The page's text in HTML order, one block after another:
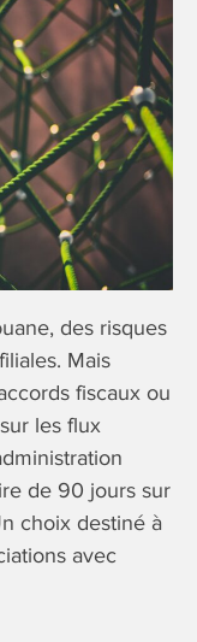
des risques
Mais
fiscaux ou
les flux
de 90 jours sur
choix destiné à
avec